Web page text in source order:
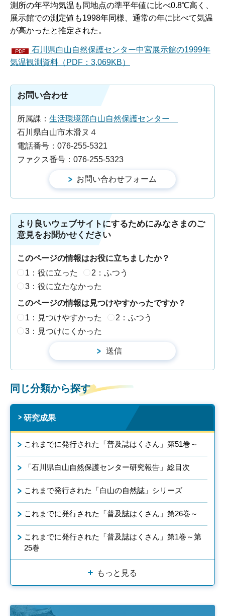
測所の年平均気温も同地点の準平年値に比べ0.8℃高く、
展示館での測定値も1998年同様、通常の年に比べて気温
が高かったと推定された。
石川県白山自然保護センター中宮展示館の1999年
気温観測資料（PDF：3,069KB）
お問い合わせ
所属課： 生活環境部白山自然保護センター
石川県白山市木滑ヌ４
電話番号：076-255-5321
ファクス番号：076-255-5323
より良いウェブサイトにするためにみなさまのご
意見をお聞かせください
このページの情報はお役に立ちましたか？
1：役に立った
2：ふつう
3：役に立たなかった
このページの情報は見つけやすかったですか？
1：見つけやすかった
2：ふつう
3：見つけにくかった
同じ分類から探す
研究成果
これまでに発行された「普及誌はくさん」第51巻～
「石川県白山自然保護センター研究報告」総目次
これまで発行された「白山の自然誌」シリーズ
これまでに発行された「普及誌はくさん」第26巻～
これまでに発行された「普及誌はくさん」第1巻～第
25巻
もっと見る